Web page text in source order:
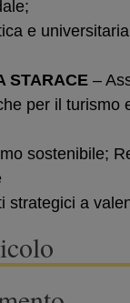
e
STARACE –
per il turismo
sostenibile;
strategici a